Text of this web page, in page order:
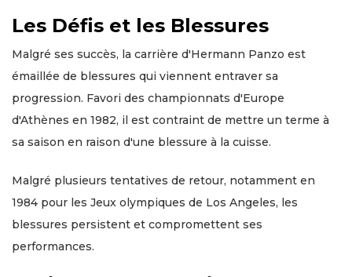
Les Défis et les Blessures
Malgré ses succès, la carrière d'Hermann Panzo est
émaillée de blessures qui viennent entraver sa
progression. Favori des championnats d'Europe
d'Athènes en 1982, il est contraint de mettre un terme à
sa saison en raison d'une blessure à la cuisse.
Malgré plusieurs tentatives de retour, notamment en
1984 pour les Jeux olympiques de Los Angeles, les
blessures persistent et compromettent ses
performances.